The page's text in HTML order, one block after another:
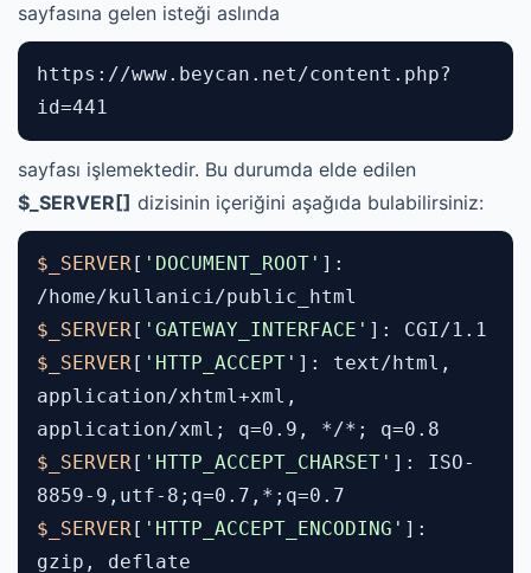
sayfasına gelen isteği aslında
https://www.beycan.net/content.php?
id=441
sayfası işlemektedir. Bu durumda elde edilen
$_SERVER[] dizisinin içeriğini aşağıda bulabilirsiniz:
$_SERVER[ 'DOCUMENT_ROOT' ]:
/home/kullanici/public_html
$_SERVER[ 'GATEWAY_INTERFACE' ]: CGI/1.1
$_SERVER[ 'HTTP_ACCEPT' ]: text/html,
application/xhtml+xml,
application/xml; q=0.9, */*; q=0.8
$_SERVER[ 'HTTP_ACCEPT_CHARSET' ]: ISO-
8859-9,utf-8;q=0.7,*;q=0.7
$_SERVER[ 'HTTP_ACCEPT_ENCODING' ]:
gzip, deflate